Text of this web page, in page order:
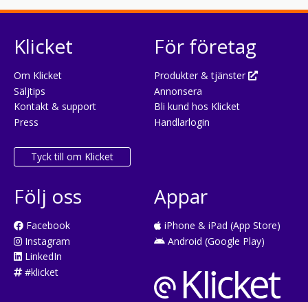
Klicket
Om Klicket
Säljtips
Kontakt & support
Press
Tyck till om Klicket
För företag
Produkter & tjänster
Annonsera
Bli kund hos Klicket
Handlarlogin
Följ oss
Facebook
Instagram
LinkedIn
#klicket
Appar
iPhone & iPad (App Store)
Android (Google Play)